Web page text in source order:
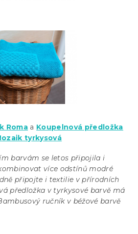
Roma a Koupelnová předložka
tyrkysová
barvám se letos připojila i
více odstínů modré
připojte i textilie v přírodních
předložka v tyrkysové barvě má
ručník v béžové barvě